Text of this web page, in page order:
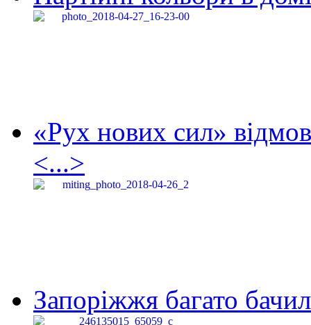
«Рух нових сил»
<...>
Запоріжжя багато